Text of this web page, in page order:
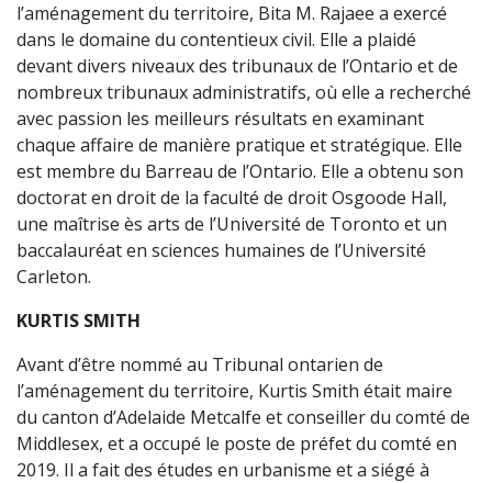
l’aménagement du territoire, Bita M. Rajaee a exercé
dans le domaine du contentieux civil. Elle a plaidé
devant divers niveaux des tribunaux de l’Ontario et de
nombreux tribunaux administratifs, où elle a recherché
avec passion les meilleurs résultats en examinant
chaque affaire de manière pratique et stratégique. Elle
est membre du Barreau de l’Ontario. Elle a obtenu son
doctorat en droit de la faculté de droit Osgoode Hall,
une maîtrise ès arts de l’Université de Toronto et un
baccalauréat en sciences humaines de l’Université
Carleton.
KURTIS SMITH
Avant d’être nommé au Tribunal ontarien de
l’aménagement du territoire, Kurtis Smith était maire
du canton d’Adelaide Metcalfe et conseiller du comté de
Middlesex, et a occupé le poste de préfet du comté en
2019. Il a fait des études en urbanisme et a siégé à